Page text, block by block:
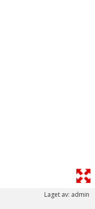
Laget av: admin